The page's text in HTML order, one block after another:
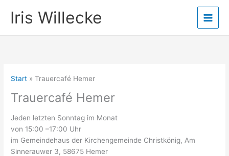
InhaltIris Willecke
Start Trauercafé Hemer
Trauercafé Hemer
Jeden letzten Sonntag im Monat
von 15:00 –17:00 Uhr
im Gemeindehaus der Kirchengemeinde Christkönig, Am
Sinnerauwer 3, 58675 Hemer